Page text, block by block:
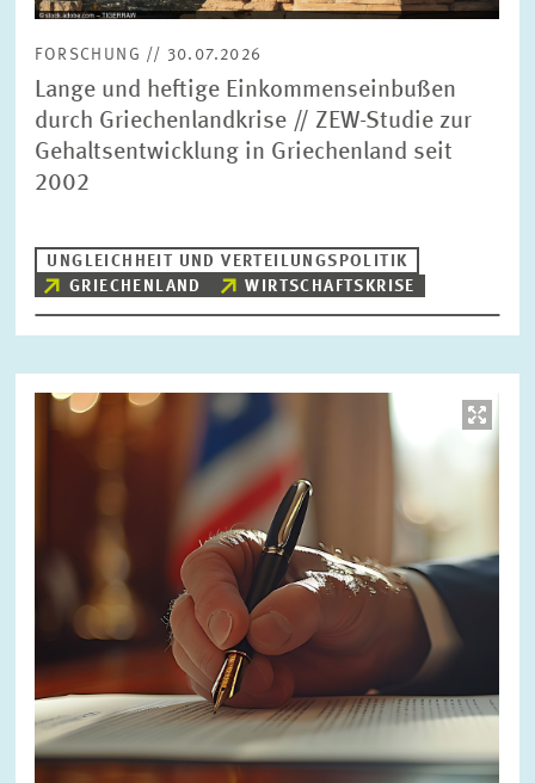
FORSCHUNG // 30.07.2026
Lange und heftige Einkommenseinbußen
durch Griechenlandkrise // ZEW-Studie zur
Gehaltsentwicklung in Griechenland seit
2002
UNGLEICHHEIT UND VERTEILUNGSPOLITIK
GRIECHENLAND
WIRTSCHAFTSKRISE
Bild
öffnet